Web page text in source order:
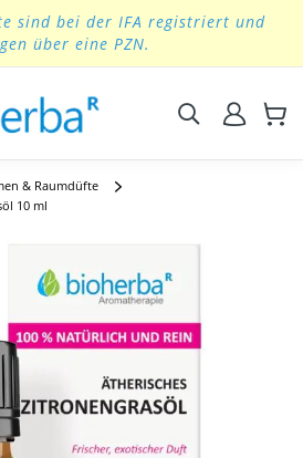
sind bei der IFA registriert und
über eine PZN.
Suchen
& Raumdüfte
10 ml